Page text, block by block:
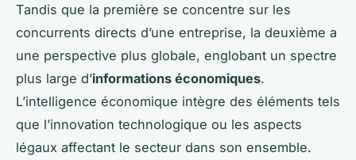
Tandis que la première se concentre sur les
concurrents directs d’une entreprise, la deuxième a
une perspective plus globale, englobant un spectre
plus large d’informations économiques.
L’intelligence économique intègre des éléments tels
que l’innovation technologique ou les aspects
légaux affectant le secteur dans son ensemble.